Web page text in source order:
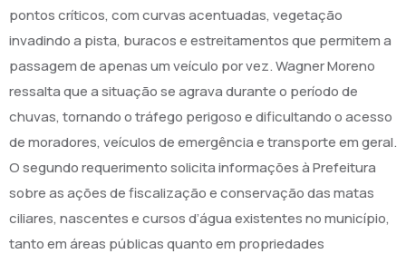
pontos críticos, com curvas acentuadas, vegetação
invadindo a pista, buracos e estreitamentos que permitem a
passagem de apenas um veículo por vez. Wagner Moreno
ressalta que a situação se agrava durante o período de
chuvas, tornando o tráfego perigoso e dificultando o acesso
de moradores, veículos de emergência e transporte em geral.
O segundo requerimento solicita informações à Prefeitura
sobre as ações de fiscalização e conservação das matas
ciliares, nascentes e cursos d’água existentes no município,
tanto em áreas públicas quanto em propriedades